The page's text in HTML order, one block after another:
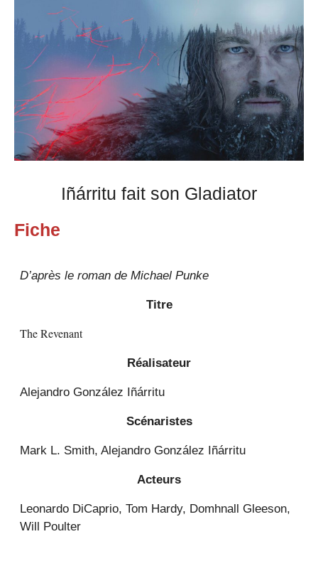
Iñárritu fait son Gladiator
Fiche
D’après le roman de Michael Punke
Titre
The Revenant
Réalisateur
Alejandro González Iñárritu
Scénaristes
Mark L. Smith, Alejandro González Iñárritu
Acteurs
Leonardo DiCaprio, Tom Hardy, Domhnall Gleeson,
Will Poulter